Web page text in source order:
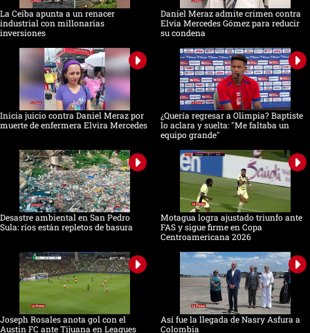
La Ceiba apunta a un renacer
industrial con millonarias
inversiones
Daniel Meraz admite crimen contra
Elvia Mercedes Gómez para reducir
su condena
Inicia juicio contra Daniel Meraz por
muerte de enfermera Elvira Mercedes
¿Quería regresar a Olimpia? Baptiste
lo aclara y suelta: "Me faltaba un
equipo grande"
Desastre ambiental en San Pedro
Sula: ríos están repletos de basura
Motagua logra ajustado triunfo ante
FAS y sigue firme en Copa
Centroamericana 2026
Joseph Rosales anota gol con el
Austin FC ante Tijuana en Leagues
Así fue la llegada de Nasry Asfura a
Colombia